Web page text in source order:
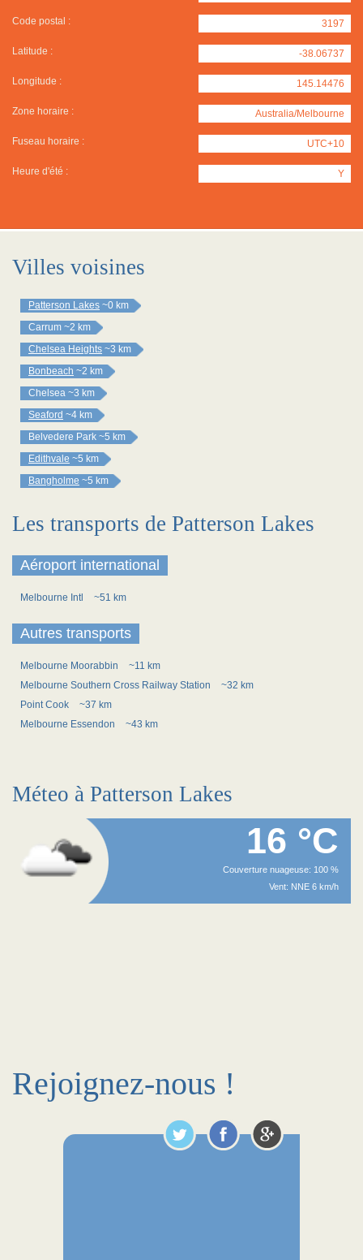
Code postal : 3197
Latitude : -38.06737
Longitude : 145.14476
Zone horaire : Australia/Melbourne
Fuseau horaire : UTC+10
Heure d'été : Y
Villes voisines
Patterson Lakes ~0 km
Carrum ~2 km
Chelsea Heights ~3 km
Bonbeach ~2 km
Chelsea ~3 km
Seaford ~4 km
Belvedere Park ~5 km
Edithvale ~5 km
Bangholme ~5 km
Les transports de Patterson Lakes
Aéroport international
Melbourne Intl ~51 km
Autres transports
Melbourne Moorabbin
~11 km
Melbourne Southern Cross Railway Station
~32 km
Point Cook
~37 km
Melbourne Essendon
~43 km
Méteo à Patterson Lakes
16 °C
Couverture nuageuse: 100 %
Vent: NNE 6 km/h
Rejoignez-nous !